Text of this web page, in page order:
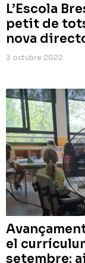
L’Escola
petit de
nova
3 octubre 2022
el
setembre: